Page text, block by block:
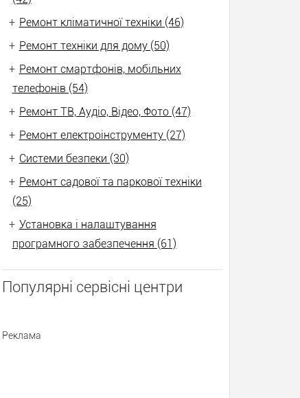
+ Ремонт кліматичної техніки (46)
+ Ремонт техніки для дому (50)
+ Ремонт смартфонів, мобільних
телефонів (54)
+ Ремонт ТВ, Аудіо, Відео, Фото (47)
+ Ремонт електроінструменту (27)
+ Системи безпеки (30)
+ Ремонт садової та паркової техніки
(25)
+ Установка і налаштування
програмного забезпечення (61)
Популярні сервісні центри
Реклама